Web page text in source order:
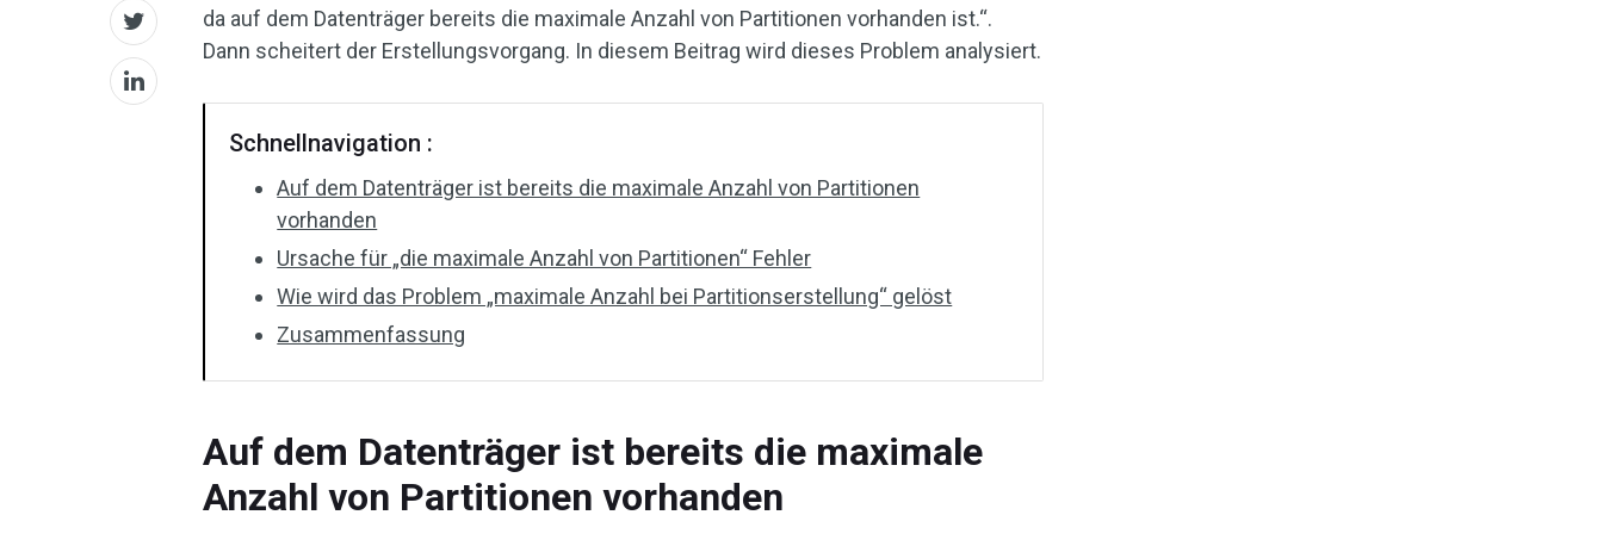
da auf dem Datenträger bereits die maximale Anzahl von Partitionen vorhanden ist.“.
Dann scheitert der Erstellungsvorgang. In diesem Beitrag wird dieses Problem analysiert.
Schnellnavigation :
Auf dem Datenträger ist bereits die maximale Anzahl von Partitionen
vorhanden
Ursache für „die maximale Anzahl von Partitionen“ Fehler
Wie wird das Problem „maximale Anzahl bei Partitionserstellung“ gelöst
Zusammenfassung
Auf dem Datenträger ist bereits die maximale
Anzahl von Partitionen vorhanden